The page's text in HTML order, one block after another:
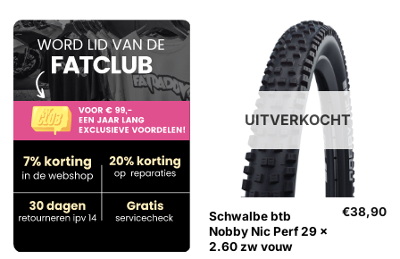
UITVERKOCHT
Schwalbe btb
Nobby Nic Perf 29 x
2.60 zw vouw
€38,90